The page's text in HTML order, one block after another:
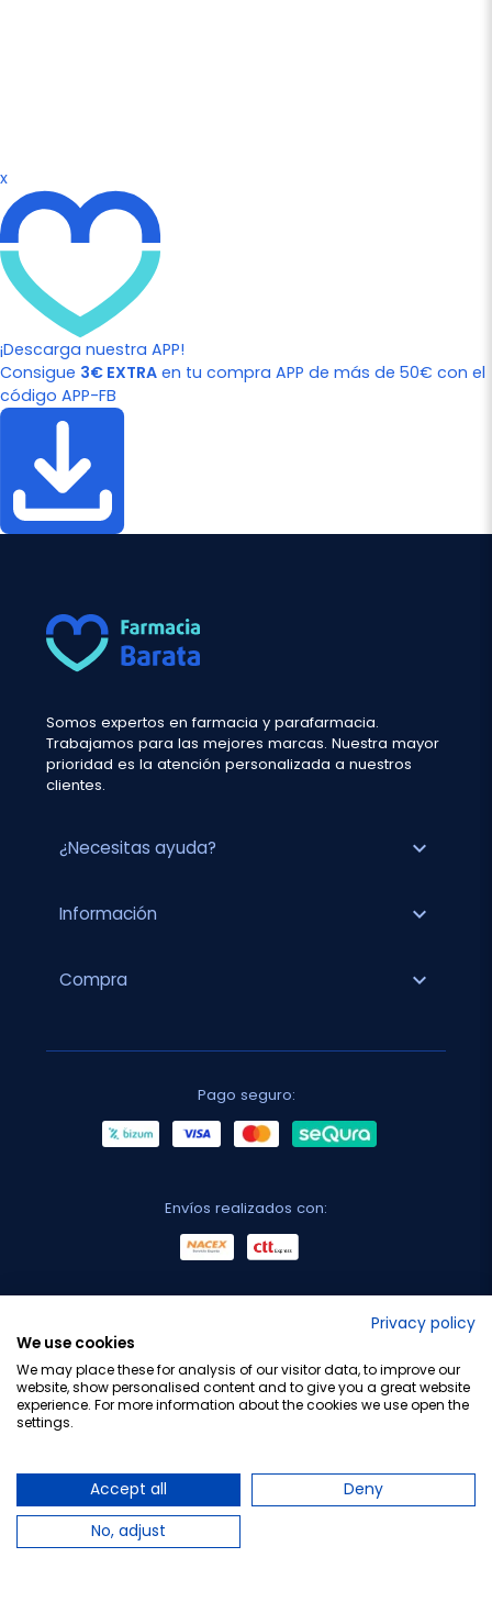
x
¡Descarga nuestra APP!
Consigue 3€ EXTRA en tu compra APP de más de 50€ con el
código APP-FB
Somos expertos en farmacia y parafarmacia.
Trabajamos para las mejores marcas. Nuestra mayor
prioridad es la atención personalizada a nuestros
clientes.
¿Necesitas ayuda? expand_more
Información expand_more
Compra expand_more
Pago seguro:
Envíos realizados con:
Privacy policy
We use cookies
We may place these for analysis of our visitor data, to improve our
website, show personalised content and to give you a great website
experience. For more information about the cookies we use open the
settings.
Accept all
Deny
No, adjust